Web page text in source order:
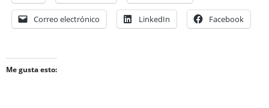
Correo electrónico LinkedIn Facebook
Me gusta esto: